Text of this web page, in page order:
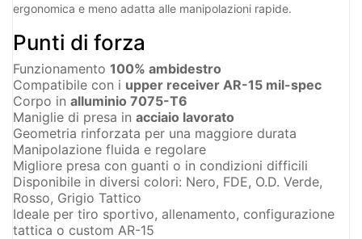
ergonomica e meno adatta alle manipolazioni rapide.
Punti di forza
Funzionamento 100% ambidestro
Compatibile con i upper receiver AR-15 mil-spec
Corpo in alluminio 7075-T6
Maniglie di presa in acciaio lavorato
Geometria rinforzata per una maggiore durata
Manipolazione fluida e regolare
Migliore presa con guanti o in condizioni difficili
Disponibile in diversi colori: Nero, FDE, O.D. Verde,
Rosso, Grigio Tattico
Ideale per tiro sportivo, allenamento, configurazione
tattica o custom AR-15